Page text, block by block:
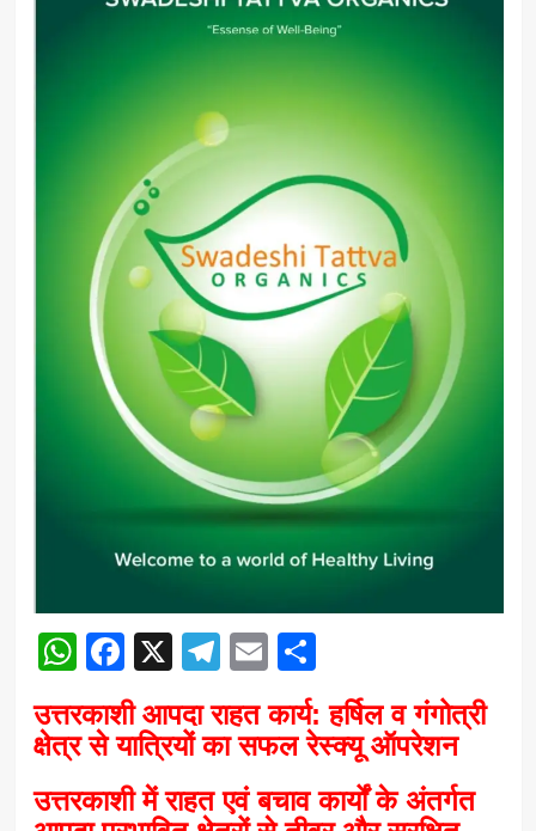
WhatsApp
Facebook
X Telegram
EmailShare
उत्तरकाशी आपदा राहत कार्य: हर्षिल व गंगोत्री
क्षेत्र से यात्रियों का सफल रेस्क्यू ऑपरेशन
उत्तरकाशी में राहत एवं बचाव कार्यों के अंतर्गत